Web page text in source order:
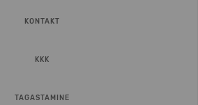
KONTAKT
KKK
TAGASTAMINE